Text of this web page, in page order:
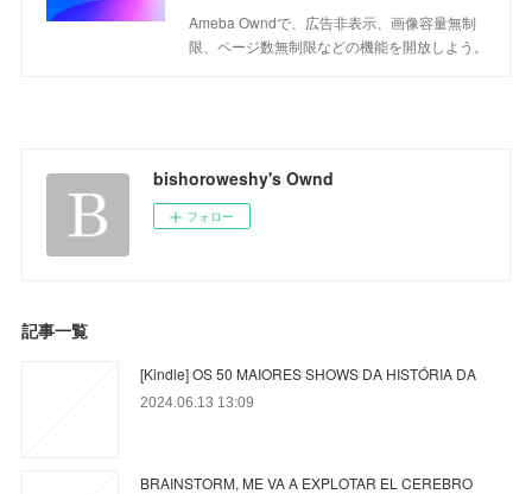
Ameba Owndで、広告非表示、画像容量無制
限、ページ数無制限などの機能を開放しよう。
bishoroweshy's Ownd
フォロー
記事一覧
[Kindle] OS 50 MAIORES SHOWS DA HISTÓRIA DA
2024.06.13 13:09
BRAINSTORM, ME VA A EXPLOTAR EL CEREBRO